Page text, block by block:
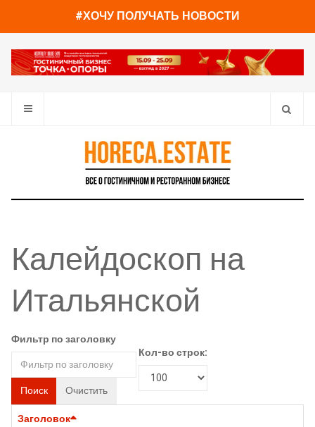
#ХОЧУ ПОЛУЧАТЬ НОВОСТИ
Калейдоскоп на
Итальянской
Фильтр по заголовку
Поиск Очистить
Кол-во строк:
Заголовок